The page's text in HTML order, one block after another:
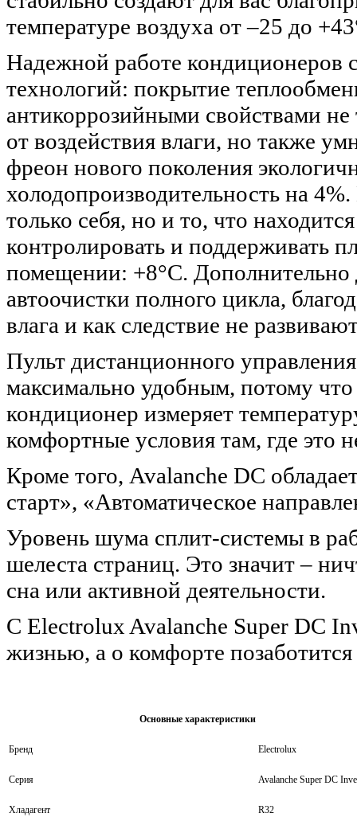
температуре воздуха от –25 до
Надежной работе кондиционеров
технологий: покрытие
антикоррозийными свойствами не
от воздействия влаги, но также
фреон нового поколения
холодопроизводительность на
только себя, но и то, что
контролировать и поддерживать
помещении: +8°С. Дополнительно
автоочистки полного цикла,
влага и как следствие не
Пульт дистанционного
максимально удобным, потому
кондиционер измеряет
комфортные условия там, где это
Кроме того, Avalanche DC
старт», «Автоматическое
Уровень шума сплит-системы в
шелеста страниц. Это значит –
сна или активной деятельности.
С Electrolux Avalanche Super DC
жизнью, а о комфорте
Основные характеристики
Бренд Electrolux
Серия Avalanche Super DC
Хладагент R32